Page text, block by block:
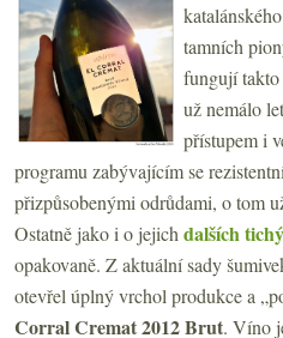
tamních
fungují takto
už nemálo
přístupem i
programu zabývajícím se
přizpůsobenými odrůdami, o tom
Ostatně jako i o jejich dalších
opakovaně. Z aktuální sady
otevřel úplný vrchol produkce a
Corral Cremat 2012 Brut. Víno